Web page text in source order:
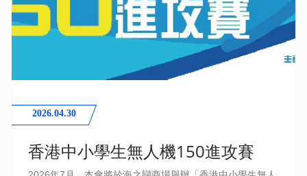
2026.04.30
香港中小學生無人機150進攻賽